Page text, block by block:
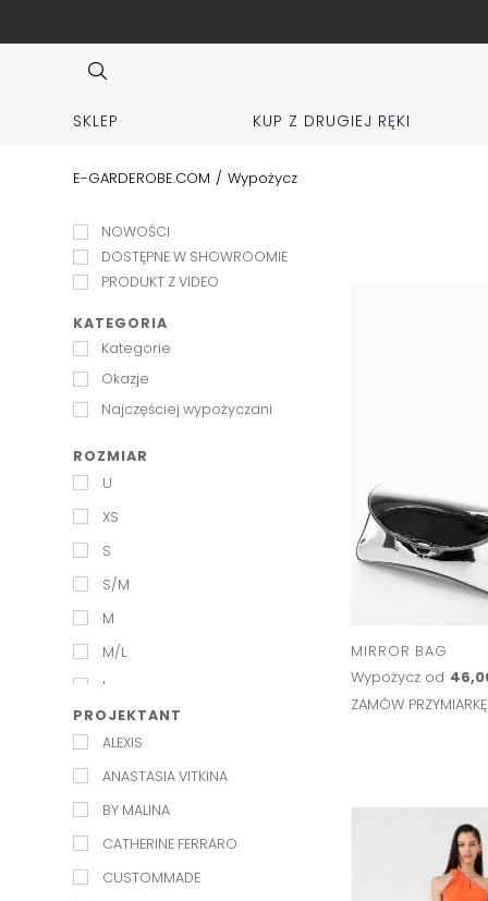
SKLEP KUP Z DRUGIEJ RĘKI
E-GARDEROBE.COM / Wypożycz
NOWOŚCI
DOSTĘPNE W SHOWROOMIE
PRODUKT Z VIDEO
KATEGORIA
Kategorie
Okazje
Najczęściej wypożyczani
ROZMIAR
U
XS
S
S/M
M
M/L
L
XL
PROJEKTANT
ALEXIS
ANASTASIA VITKINA
BY MALINA
CATHERINE FERRARO
CUSTOMMADE
MIRROR BAG
Wypożycz od
ZAMÓW PRZYMIARKĘ